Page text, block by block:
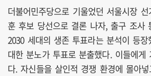
더불어민주당으로 기울었던 서울시장
훈 후보 당선으로 결론 나자, 출구 조사
2030 세대의 생존 투표라는 분석이 등
대한 분노가 투표로 분출했다. 이들에게
다. 자신들을 살인적 경쟁 환경에 몰아